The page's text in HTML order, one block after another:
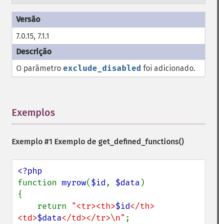
7.0.15, 7.1.1
O parâmetro exclude_disabled foi adicionado.
Exemplos
Exemplo #1 Exemplo de get_defined_functions()
function myrow($id, $data )
{
    return
"<tr><th>$id</th>
<td>$data</td></tr>\n" ;